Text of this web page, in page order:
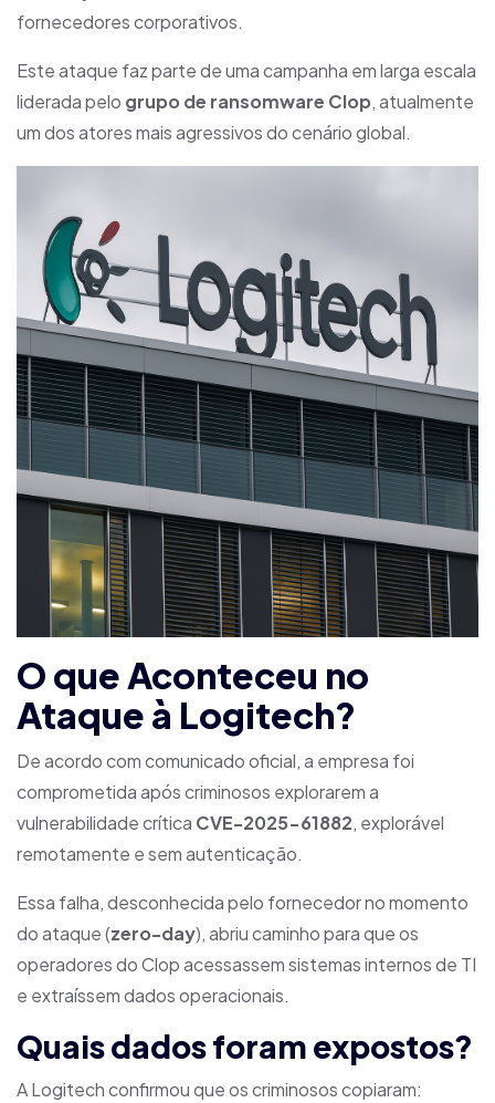
fornecedores corporativos.
Este ataque faz parte de uma campanha em larga escala
liderada pelo grupo de ransomware Clop, atualmente
um dos atores mais agressivos do cenário global.
O que Aconteceu no
Ataque à Logitech?
De acordo com comunicado oficial, a empresa foi
comprometida após criminosos explorarem a
vulnerabilidade crítica CVE-2025-61882, explorável
remotamente e sem autenticação.
Essa falha, desconhecida pelo fornecedor no momento
do ataque (zero-day), abriu caminho para que os
operadores do Clop acessassem sistemas internos de TI
e extraíssem dados operacionais.
Quais dados foram expostos?
A Logitech confirmou que os criminosos copiaram: